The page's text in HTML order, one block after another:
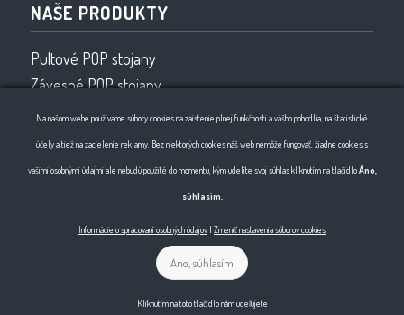
NAŠE PRODUKTY
Pultové POP stojany
Závesné POP stojany
Vybavenie obchodov
Drôtený program
Ohýbanie drôtu 2D, 3D
Na našom webe používame súbory cookies na zaistenie plnej funkčnosti a vášho pohodlia, na štatistické
účely a tiež na zacielenie reklamy. Bez niektorých cookies náš web nemôže fungovať, žiadne cookies s
vašimi osobnými údajmi ale nebudú použité do momentu, kým udelíte svoj súhlas kliknutím na tlačidloÁno,
súhlasím.
Informácie o spracovaní osobných údajov | Zmeniť nastavenia súborov cookies
Áno, súhlasím
Kliknutím na toto tlačidlo nám udeľujete